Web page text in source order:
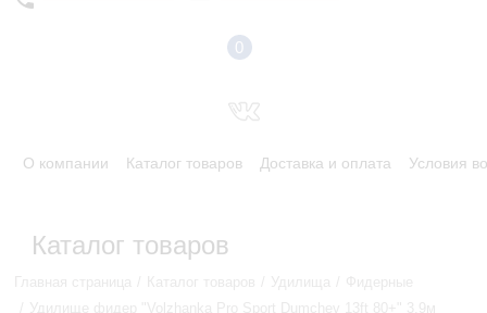
0
О компании Каталог товаров Доставка и оплата Условия
Каталог товаров